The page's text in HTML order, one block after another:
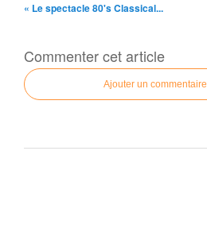
« Le spectacle 80's Classical...
Commenter cet article
Ajouter un commentaire